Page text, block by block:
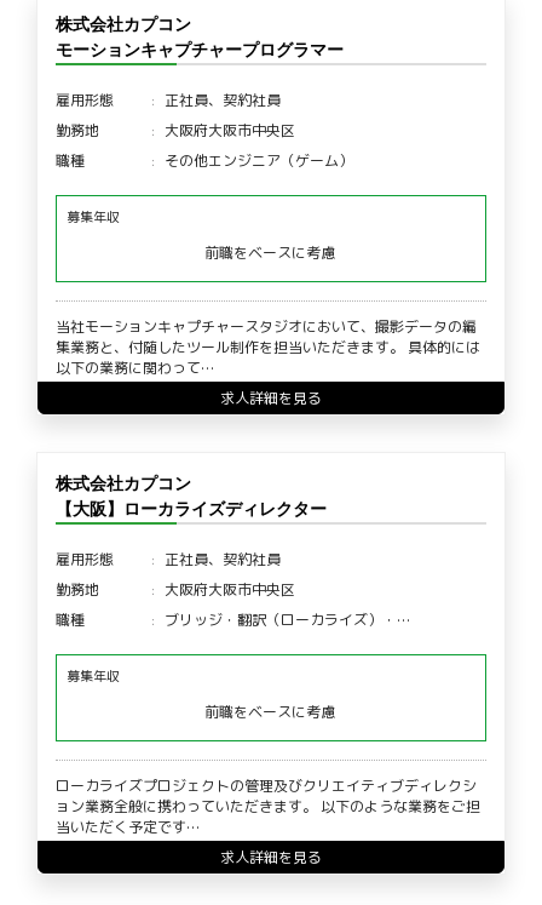
株式会社カプコン
モーションキャプチャープログラマー
雇用形態
正社員、契約社員
勤務地
大阪府大阪市中央区
職種
その他エンジニア（ゲーム）
募集年収
前職をベースに考慮
当社モーションキャプチャースタジオにおいて、撮影データの編
集業務と、付随したツール制作を担当いただきます。 具体的には
以下の業務に関わって…
求人詳細を見る
株式会社カプコン
【大阪】ローカライズディレクター
雇用形態
正社員、契約社員
勤務地
大阪府大阪市中央区
職種
ブリッジ・翻訳（ローカライズ）・…
募集年収
前職をベースに考慮
ローカライズプロジェクトの管理及びクリエイティブディレクシ
ョン業務全般に携わっていただきます。 以下のような業務をご担
当いただく予定です…
求人詳細を見る